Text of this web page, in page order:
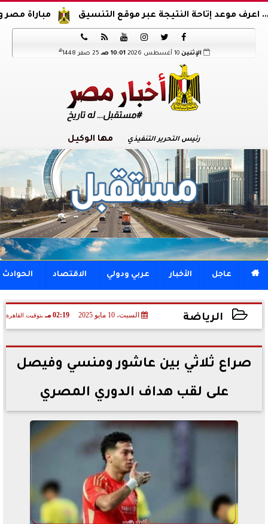
مباراة مصر إتاحة النتيجة عبر موقع التنسيق






الإثنين 10:01 صـ 25 صفر 1448 هـ
رئيس التحرير التنفيذي مها الوكيل
 عاجل الأخبار عربي ودولي الاقتصاد الحوادث
الرياضة السبت، 10 مايو 2025 02:19 مـ بتوقيت القاهرة
2025-05-10 14:19:44
صراع ثلاثي بين عاشور ومنسي وفيصل
على لقب هداف الدوري المصري